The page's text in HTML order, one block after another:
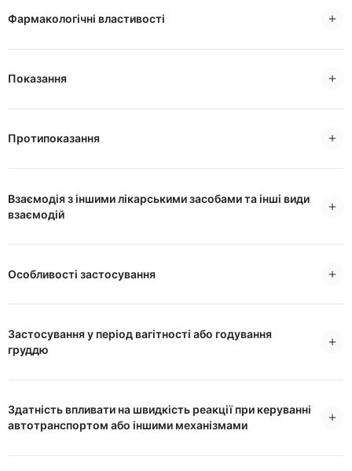
Фармакологічні властивості
Показання
Протипоказання
Взаємодія з іншими лікарськими засобами та інші види
взаємодій
Особливості застосування
Застосування у період вагітності або годування
груддю
Здатність впливати на швидкість реакції при керуванні
автотранспортом або іншими механізмами